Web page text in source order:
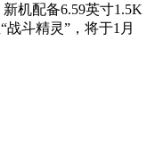
机配备6.59英寸1.5K
斗精灵”，将于1月